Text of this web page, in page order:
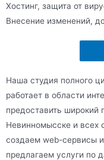
Хостинг, защита от
Внесение изменений,
Наша студия полного
работает в области
предоставить широкий
Невинномысске и всех
создаем web-сервисы
предлагаем услуги по